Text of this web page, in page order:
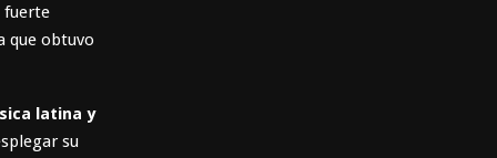
fuerte
que obtuvo
latina y
su